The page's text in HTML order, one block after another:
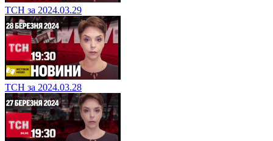
ТСН за 2024.03.29
ТСН за 2024.03.28